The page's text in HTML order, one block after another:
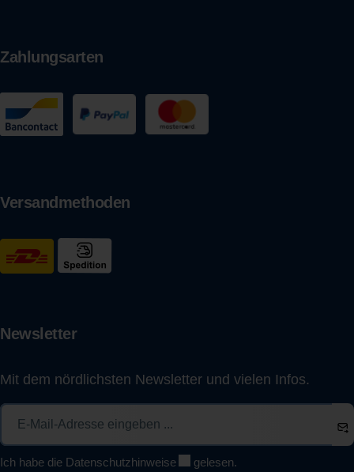
Zahlungsarten
Versandmethoden
Newsletter
Mit dem nördlichsten Newsletter und vielen Infos.
Ich habe die Datenschutzhinweise gelesen.